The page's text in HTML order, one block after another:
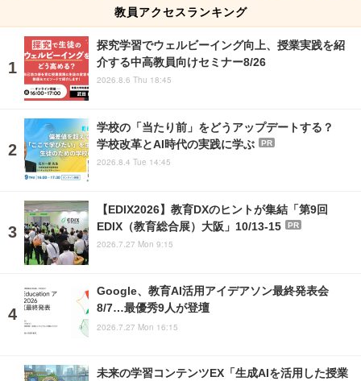
教員アクセスランキング
探究学習でウェルビーイング向上、授業実践を紹
介する中高教員向けセミナー8/26
2026.8.6 Thu 18:45
学校の「当たり前」をどうアップデートする？
学校改革とAI時代の実践に学ぶ
PR
2026.8.4 Tue 14:45
【EDIX2026】教育DXのヒントが集結「第9回
EDIX（教育総合展）大阪」10/13-15
PR
2026.7.27 Mon 9:15
Google、教育AI活用アイデアソン最終発表会
8/7…最優秀9人が登壇
2026.7.27 Mon 16:15
未来の学習コンテンツEX「生成AIを活用した授業